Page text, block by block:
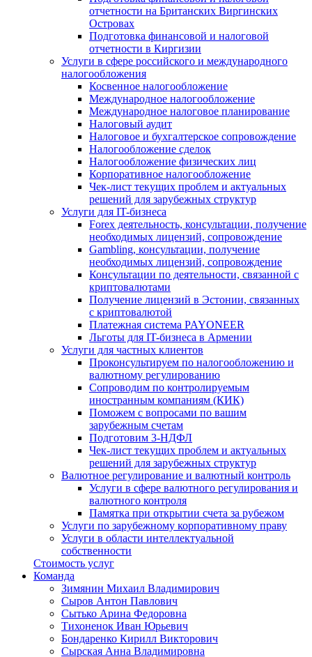
отчетности на Британских Виргинских
Островах
Подготовка финансовой и налоговой
отчетности в Киргизии
Услуги в сфере российского и международного
налогообложения
Косвенное налогообложение
Международное налогообложение
Международное налоговое планирование
Налоговый аудит
Налоговое и бухгалтерское сопровождение
Налогообложение сделок
Налогообложение физических лиц
Корпоративное налогообложение
Чек-лист текущих проблем и актуальных
решений для зарубежных структур
Услуги для IT-бизнеса
Forex деятельность, консультации, получение
необходимых лицензий, сопровождение
Gambling, консультации, получение
необходимых лицензий, сопровождение
Консультации по деятельности, связанной с
криптовалютами
Получение лицензий в Эстонии, связанных
с криптовалютой
Платежная система PAYONEER
Льготы для IT-бизнеса в Армении
Услуги для частных клиентов
Проконсультируем по налогообложению и
валютному регулированию
Сопроводим по контролируемым
иностранным компаниям (КИК)
Поможем с вопросами по вашим
зарубежным счетам
Подготовим 3-НДФЛ
Чек-лист текущих проблем и актуальных
решений для зарубежных структур
Валютное регулирование и валютный контроль
Услуги в сфере валютного регулирования и
валютного контроля
Памятка при открытии счета за рубежом
Услуги по зарубежному корпоративному праву
Услуги в области интеллектуальной
собственности
Стоимость услуг
Команда
Зимянин Михаил Владимирович
Сыров Антон Павлович
Сытько Арина Федоровна
Тихоненок Иван Юрьевич
Бондаренко Кирилл Викторович
Сырская Анна Владимировна